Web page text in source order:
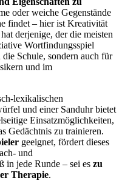
oder weiche Gegenstände
findet – hier ist Kreativität
derjenige, der die meisten
Wortfindungsspiel
Schule, sondern auch für
und im
lexikalischen
und einer Sanduhr bietet
Einsatzmöglichkeiten,
Gedächtnis zu trainieren.
geeignet, fördert dieses
und
in jede Runde – sei es zu
Therapie.